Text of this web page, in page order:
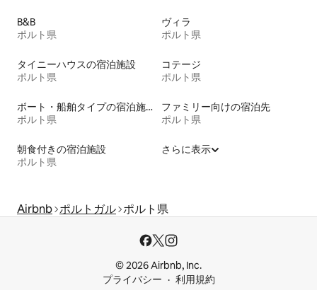
B&B
ポルト県
ヴィラ
ポルト県
タイニーハウスの宿泊施設
ポルト県
コテージ
ポルト県
ボート・船舶タイプの宿泊施設
ポルト県
ファミリー向けの宿泊先
ポルト県
朝食付きの宿泊施設
ポルト県
さらに表示
Airbnb ポルトガル ポルト県
© 2026 Airbnb, Inc.
プライバシー
利用規約